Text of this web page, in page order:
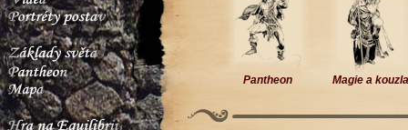
Pantheon Magie a kouzla